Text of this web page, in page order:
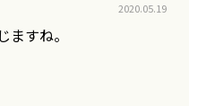
2020.05.19
すね。